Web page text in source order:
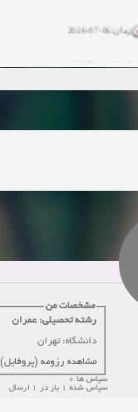
زمان:10-13-2024
زمان:10-11-2024
مشخصات من
رشته تحصیلی: عمران
دانشگاه: تهران
مشاهده رزومه (پروفایل)
سپاس ها 0
سپاس شده 1 بار در 1 ارسال